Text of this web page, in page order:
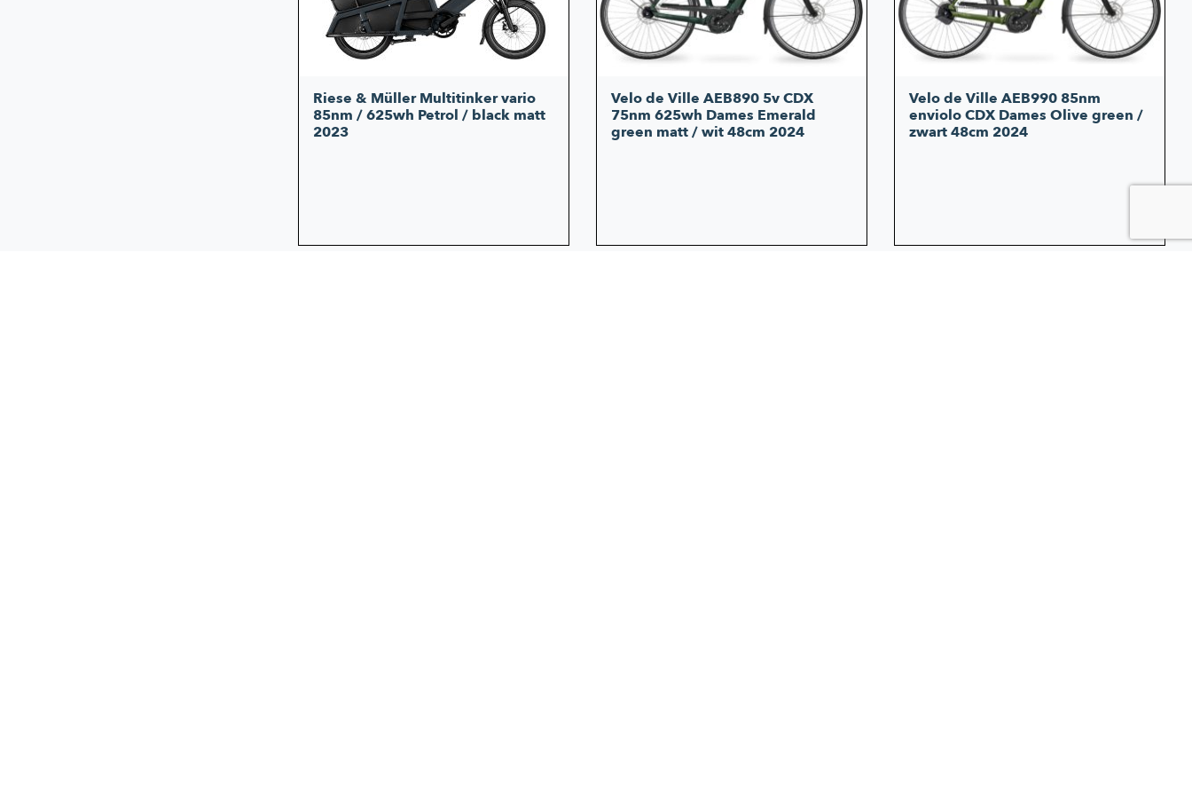
Riese & Müller Multitinker vario
85nm / 625wh Petrol / black matt
2023
Velo de Ville AEB890 5v CDX
75nm 625wh Dames Emerald
green matt / wit 48cm 2024
Velo de Ville AEB990 85nm
enviolo CDX Dames Olive green /
zwart 48cm 2024